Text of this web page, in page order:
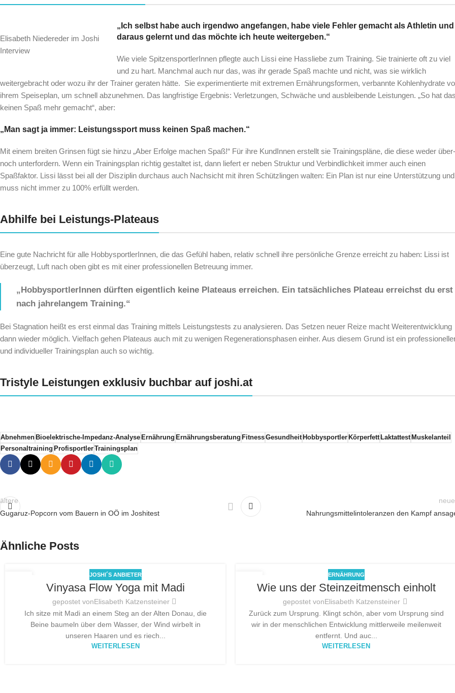
Elisabeth Niedereder im Joshi
Interview
„Ich selbst habe auch irgendwo angefangen, habe viele Fehler gemacht als Athletin und
daraus gelernt und das möchte ich heute weitergeben.“
Wie viele SpitzensportlerInnen pflegte auch Lissi eine Hassliebe zum Training. Sie trainierte oft zu viel
und zu hart. Manchmal auch nur das, was ihr gerade Spaß machte und nicht, was sie wirklich
weitergebracht oder wozu ihr der Trainer geraten hätte. Sie experimentierte mit extremen Ernährungsformen, verbannte Kohlenhydrate
ihrem Speiseplan, um schnell abzunehmen. Das langfristige Ergebnis: Verletzungen, Schwäche und ausbleibende Leistungen. „So hat
keinen Spaß mehr gemacht“, aber:
„Man sagt ja immer: Leistungssport muss keinen Spaß machen.“
Mit einem breiten Grinsen fügt sie hinzu „Aber Erfolge machen Spaß!“ Für ihre KundInnen erstellt sie Trainingspläne, die diese weder über-
noch unterfordern. Wenn ein Trainingsplan richtig gestaltet ist, dann liefert er neben Struktur und Verbindlichkeit immer auch einen
Spaßfaktor. Lissi lässt bei all der Disziplin durchaus auch Nachsicht mit ihren Schützlingen walten: Ein Plan ist nur eine Unterstützung und
muss nicht immer zu 100% erfüllt werden.
Abhilfe bei Leistungs-Plateaus
Eine gute Nachricht für alle HobbysportlerInnen, die das Gefühl haben, relativ schnell ihre persönliche Grenze erreicht zu haben: Lissi ist
überzeugt, Luft nach oben gibt es mit einer professionellen Betreuung immer.
„HobbysportlerInnen dürften eigentlich keine Plateaus erreichen. Ein tatsächliches Plateau erreichst du erst
nach jahrelangem Training.“
Bei Stagnation heißt es erst einmal das Training mittels Leistungstests zu analysieren. Das Setzen neuer Reize macht Weiterentwicklung
dann wieder möglich. Vielfach gehen Plateaus auch mit zu wenigen Regenerationsphasen einher. Aus diesem Grund ist ein
und individueller Trainingsplan auch so wichtig.
Tristyle Leistungen exklusiv buchbar auf joshi.at
AbnehmenBioelektrische-Impedanz-AnalyseErnährung Ernährungsberatung FitnessGesundheitHobbysportlerKörperfettLaktattestMuskelanteil
Personaltraining ProfisportlerTrainingsplan
ältere
Gugaruz-Popcorn vom Bauern in OÖ im Joshitest
Nahrungsmittelintoleranzen den Kampf
Ähnliche Posts
JOSHI´S ANBIETER
Vinyasa Flow Yoga mit Madi
gepostet vonElisabeth Katzensteiner
Ich sitze mit Madi an einem Steg an der Alten Donau, die
Beine baumeln über dem Wasser, der Wind wirbelt in
unseren Haaren und es riech...
WEITERLESEN
ERNÄHRUNG
Wie uns der Steinzeitmensch einholt
gepostet vonElisabeth Katzensteiner
Zurück zum Ursprung. Klingt schön, aber vom Ursprung sind
wir in der menschlichen Entwicklung mittlerweile meilenweit
entfernt. Und auc...
WEITERLESEN